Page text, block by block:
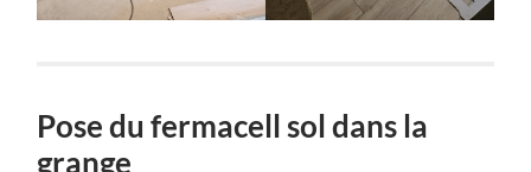
Pose du fermacell sol dans la
grange